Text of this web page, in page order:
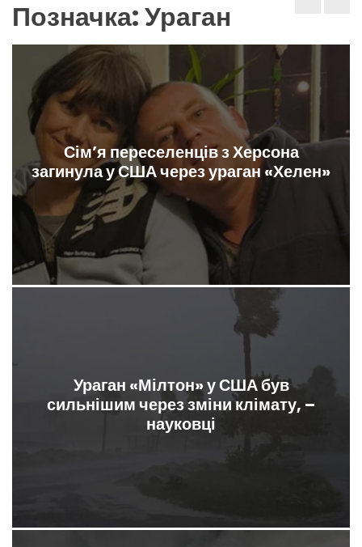
Позначка:Ураган
Сім’я переселенців з Херсона
загинула у США через ураган «Хелен»
Ураган «Мілтон» у США був
сильнішим через зміни клімату, –
науковці